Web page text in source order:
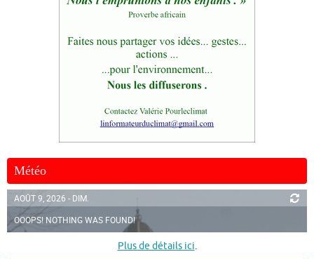
Météo
AOÛT 9, 2026 - DIM.
OOOPS! NOTHING WAS FOUND!
Plus de détails ici.